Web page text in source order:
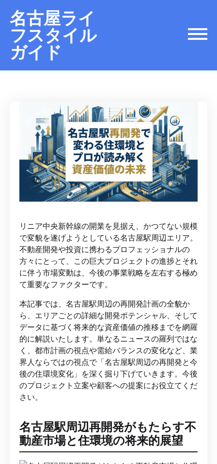
名古屋ライ
フスタイル
ガイド
リニア中央新幹線の開業を見据え、かつてない規模
で変貌を遂げようとしている名古屋駅周辺エリア。
不動産開発や投資に携わるプロフェッショナルの
方々にとって、この巨大プロジェクトの進捗とそれ
に伴う市場変動は、今後の事業戦略を左右する極め
て重要なファクターです。
本記事では、名古屋駅周辺の再開発計画の全貌か
ら、エリアごとの詳細な開発ポテンシャル、そして
データに基づく将来的な資産価値の推移までを網羅
的に解説いたします。単なるニュースの羅列ではな
く、都市計画の視点や需給バランスの変化など、業
界人ならではの視点で「名古屋駅周辺の再開発と今
後の住環境変化」を深く掘り下げていきます。今後
のプロジェクト立案や顧客への提案にお役立てくだ
さい。
名古屋駅周辺再開発がもたらす不
動産市場と住環境の将来的展望